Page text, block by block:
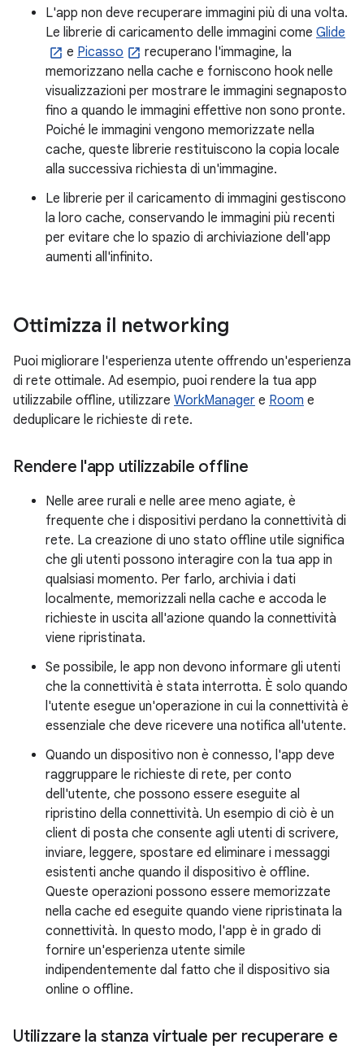
L'app non deve recuperare immagini più di una volta.
Le librerie di caricamento delle immagini come Glide
e Picasso
recuperano l'immagine, la
memorizzano nella cache e forniscono hook nelle
visualizzazioni per mostrare le immagini segnaposto
fino a quando le immagini effettive non sono pronte.
Poiché le immagini vengono memorizzate nella
cache, queste librerie restituiscono la copia locale
alla successiva richiesta di un'immagine.
Le librerie per il caricamento di immagini gestiscono
la loro cache, conservando le immagini più recenti
per evitare che lo spazio di archiviazione dell'app
aumenti all'infinito.
Ottimizza il networking
Puoi migliorare l'esperienza utente offrendo un'esperienza
di rete ottimale. Ad esempio, puoi rendere la tua app
utilizzabile offline, utilizzare WorkManager e Room e
deduplicare le richieste di rete.
Rendere l'app utilizzabile offline
Nelle aree rurali e nelle aree meno agiate, è
frequente che i dispositivi perdano la connettività di
rete. La creazione di uno stato offline utile significa
che gli utenti possono interagire con la tua app in
qualsiasi momento. Per farlo, archivia i dati
localmente, memorizzali nella cache e accoda le
richieste in uscita all'azione quando la connettività
viene ripristinata.
Se possibile, le app non devono informare gli utenti
che la connettività è stata interrotta. È solo quando
l'utente esegue un'operazione in cui la connettività è
essenziale che deve ricevere una notifica all'utente.
Quando un dispositivo non è connesso, l'app deve
raggruppare le richieste di rete, per conto
dell'utente, che possono essere eseguite al
ripristino della connettività. Un esempio di ciò è un
client di posta che consente agli utenti di scrivere,
inviare, leggere, spostare ed eliminare i messaggi
esistenti anche quando il dispositivo è offline.
Queste operazioni possono essere memorizzate
nella cache ed eseguite quando viene ripristinata la
connettività. In questo modo, l'app è in grado di
fornire un'esperienza utente simile
indipendentemente dal fatto che il dispositivo sia
online o offline.
Utilizzare la stanza virtuale per recuperare e